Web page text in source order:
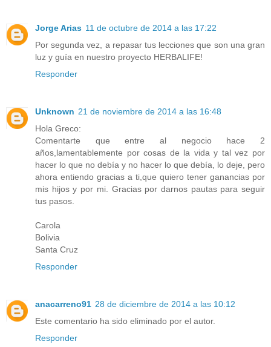
Jorge Arias 11 de octubre de 2014 a las 17:22
Por segunda vez, a repasar tus lecciones que son una gran
luz y guía en nuestro proyecto HERBALIFE!
Responder
Unknown 21 de noviembre de 2014 a las 16:48
Hola Greco:
Comentarte que entre al negocio hace 2
años,lamentablemente por cosas de la vida y tal vez por
hacer lo que no debía y no hacer lo que debía, lo deje, pero
ahora entiendo gracias a ti,que quiero tener ganancias por
mis hijos y por mi. Gracias por darnos pautas para seguir
tus pasos.
Carola
Bolivia
Santa Cruz
Responder
anacarreno91 28 de diciembre de 2014 a las 10:12
Este comentario ha sido eliminado por el autor.
Responder